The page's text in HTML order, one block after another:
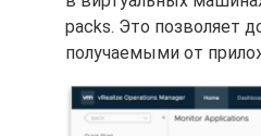
packs. Это позволяет
получаемыми от